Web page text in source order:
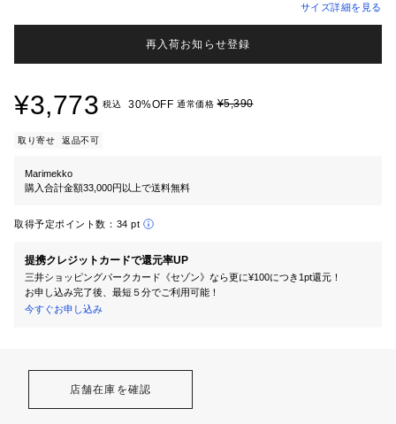
サイズ詳細を見る
再入荷お知らせ登録
¥3,773 税込 30%OFF 通常価格¥5,390
取り寄せ 返品不可
Marimekko
購入合計金額33,000円以上で送料無料
取得予定ポイント数： 34 pt
提携クレジットカードで還元率UP
三井ショッピングパークカード《セゾン》なら更に¥100につき1pt還元！
お申し込み完了後、最短５分でご利用可能！
今すぐお申し込み
店舗在庫を確認